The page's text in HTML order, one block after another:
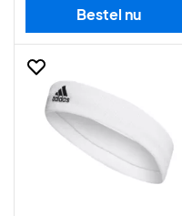
Bestel nu